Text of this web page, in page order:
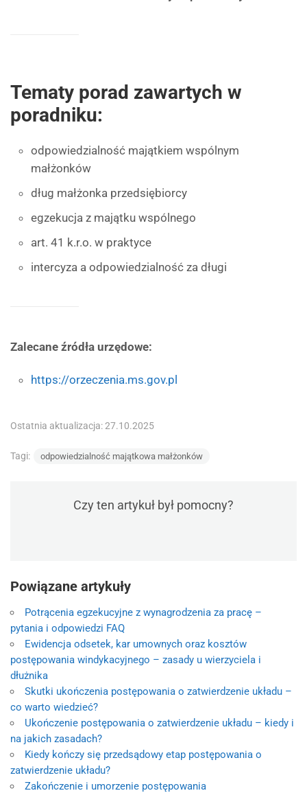
Tematy porad zawartych w
poradniku:
odpowiedzialność majątkiem wspólnym
małżonków
dług małżonka przedsiębiorcy
egzekucja z majątku wspólnego
art. 41 k.r.o. w praktyce
intercyza a odpowiedzialność za długi
Zalecane źródła urzędowe:
https://orzeczenia.ms.gov.pl
Ostatnia aktualizacja: 27.10.2025
Tagi: odpowiedzialność majątkowa małżonków
Czy ten artykuł był pomocny?
Powiązane artykuły
Potrącenia egzekucyjne z wynagrodzenia za pracę –
pytania i odpowiedzi FAQ
Ewidencja odsetek, kar umownych oraz kosztów
postępowania windykacyjnego – zasady u wierzyciela i
dłużnika
Skutki ukończenia postępowania o zatwierdzenie układu –
co warto wiedzieć?
Ukończenie postępowania o zatwierdzenie układu – kiedy i
na jakich zasadach?
Kiedy kończy się przedsądowy etap postępowania o
zatwierdzenie układu?
Zakończenie i umorzenie postępowania